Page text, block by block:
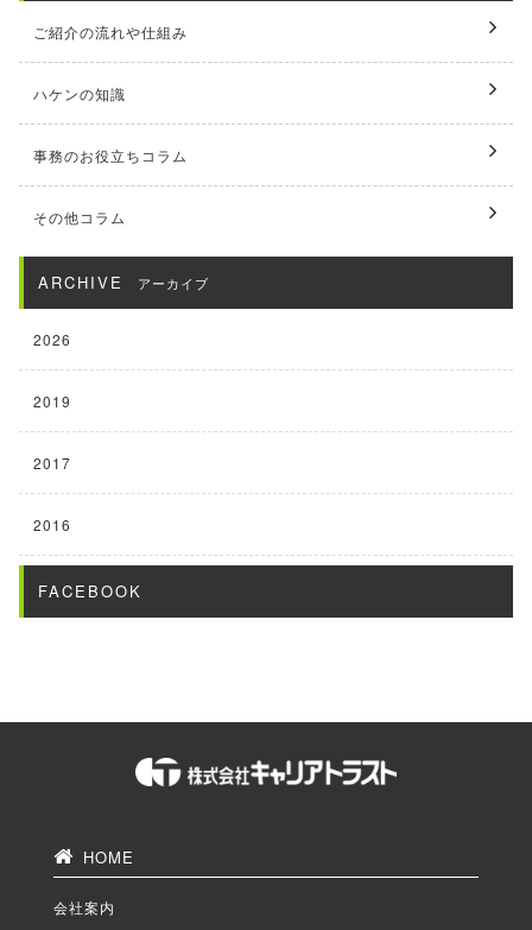
ご紹介の流れや仕組み
ハケンの知識
事務のお役立ちコラム
その他コラム
ARCHIVE アーカイブ
2026
2019
2017
2016
FACEBOOK
HOME
会社案内